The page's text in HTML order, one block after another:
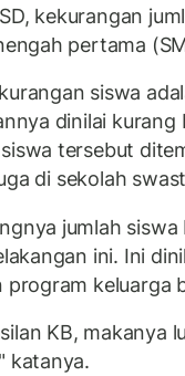
kekurangan
pertama
siswa
dinilai kurang
tersebut
di sekolah
jumlah siswa
ini. Ini
program keluarga
KB, makanya
katanya.